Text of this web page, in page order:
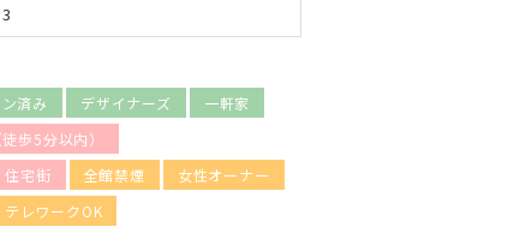
済み デザイナーズ
一軒家
歩5分以内）
住宅街 全館禁煙
女性オーナー
テレワークOK